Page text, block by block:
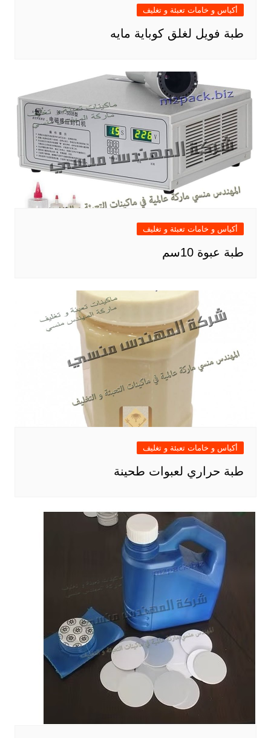
أكياس و خامات تعبئة و تغليف
طبة فويل لغلق كوباية مايه
أكياس و خامات تعبئة و تغليف
طبة عبوة 10سم
أكياس و خامات تعبئة و تغليف
طبة حراري لعبوات طحينة